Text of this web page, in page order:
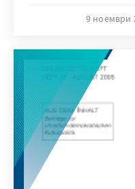
systematische
kulturpolitisch „auf
sich eine Art
Aktivitäten
Kulturpolitik
eingeladen, die
Netz zu beziehen.
9 ноември